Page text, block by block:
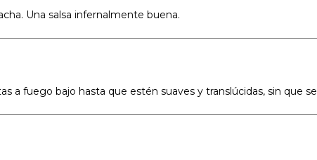
Una salsa infernalmente buena.
a fuego bajo hasta que estén suaves y translúcidas, sin que